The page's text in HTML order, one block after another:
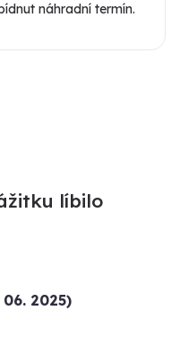
náhradní termín.
líbilo
06. 2025)